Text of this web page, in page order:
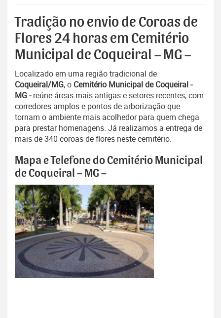
Tradição no envio de Coroas de
Flores 24 horas em Cemitério
Municipal de Coqueiral – MG –
Localizado em uma região tradicional de
Coqueiral/MG, o Cemitério Municipal de Coqueiral -
MG -reúne áreas mais antigas e setores recentes, com
corredores amplos e pontos de arborização que
tornam o ambiente mais acolhedor para quem chega
para prestar homenagens. Já realizamos a entrega de
mais de 340 coroas de flores neste cemitério.
Mapa e Telefone do Cemitério Municipal
de Coqueiral – MG –